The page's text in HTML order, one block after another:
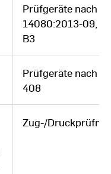
Prüfgeräte nach
14080:2013-09,
B3
Prüfgeräte nach
408
Zug-/